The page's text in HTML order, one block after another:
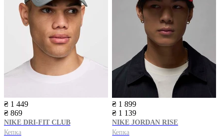
₴ 1 449
₴ 869
NIKE DRI-FIT CLUB
Кепка
₴ 1 899
₴ 1 139
NIKE JORDAN RISE
Кепка